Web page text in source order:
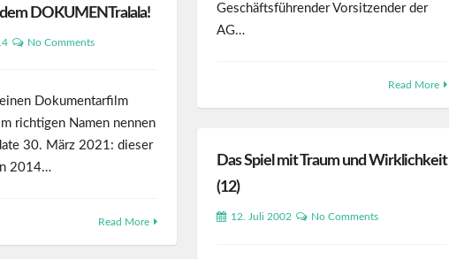
DOKUMENTralala!
No Comments
Dokumentarfilm
richtigen Namen nennen
30. März 2021: dieser
2014…
Read More
Geschäftsführender Vorsitzender der
AG…
Read More
Das Spiel mit Traum und Wirklichkeit
(12)
12. Juli 2002 No Comments